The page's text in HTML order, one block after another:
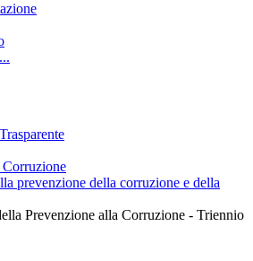
Corruzione
prevenzione della corruzione e della
Prevenzione alla Corruzione - Triennio